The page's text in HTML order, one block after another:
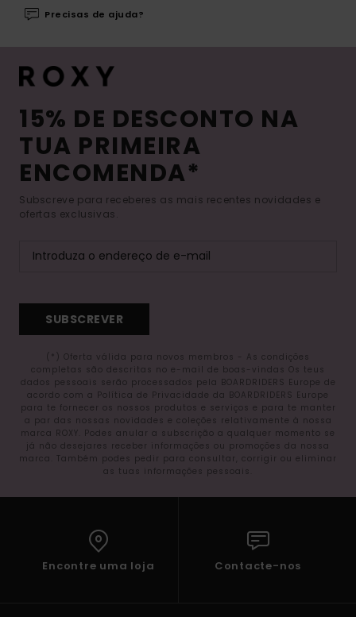
Precisas de ajuda?
15% DE DESCONTO NA
TUA PRIMEIRA
ENCOMENDA*
Subscreve para receberes as mais recentes novidades e
ofertas exclusivas.
SUBSCREVER
(*) Oferta válida para novos membros - As condições
completas são descritas no e-mail de boas-vindas Os teus
dados pessoais serão processados pela BOARDRIDERS Europe de
acordo com a Política de Privacidade da BOARDRIDERS Europe
para te fornecer os nossos produtos e serviços e para te manter
a par das nossas novidades e coleções relativamente à nossa
marca ROXY. Podes anular a subscrição a qualquer momento se
já não desejares receber informações ou promoções da nossa
marca. Também podes pedir para consultar, corrigir ou eliminar
as tuas informações pessoais.
Encontre uma loja Contacte-nos